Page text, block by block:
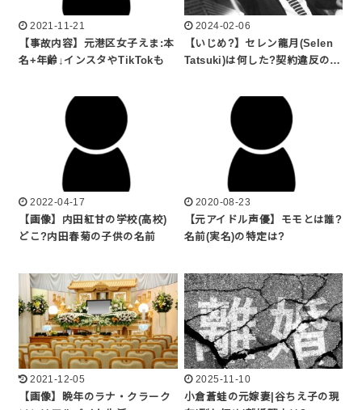
2021-11-21
【事故内容】元港区女子えま:本
名+年齢↓インスタやTikTokも
2024-02-06
【いじめ?】セレン龍月(Selen
Tatsuki)は何した?契約違反の…
2022-04-17
【画像】内田紅甘の学校(高校)
どこ?内田春菊の子供の名前
2020-08-23
【元アイドル声優】モモとは誰?
名前(実名)の特定は?
2021-12-05
【画像】晩年のラナ・クラーク
2025-11-10
小倉蒼蛙の元嫁妻|谷ちえ子の現